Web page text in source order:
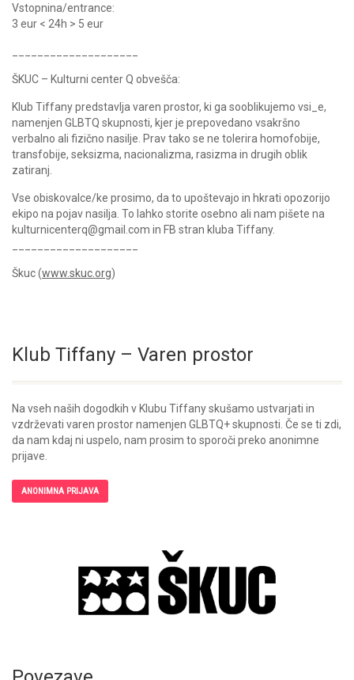
Vstopnina/entrance:
3 eur < 24h > 5 eur
ŠKUC – Kulturni center Q obvešča:
Klub Tiffany predstavlja varen prostor, ki ga sooblikujemo vsi_e,
namenjen GLBTQ skupnosti, kjer je prepovedano vsakršno
verbalno ali fizično nasilje. Prav tako se ne tolerira homofobije,
transfobije, seksizma, nacionalizma, rasizma in drugih oblik
zatiranj.
Vse obiskovalce/ke prosimo, da to upoštevajo in hkrati opozorijo
ekipo na pojav nasilja. To lahko storite osebno ali nam pišete na
kulturnicenterq@gmail.com in FB stran kluba Tiffany.
Škuc (www.skuc.org)
Klub Tiffany – Varen prostor
Na vseh naših dogodkih v Klubu Tiffany skušamo ustvarjati in
vzdrževati varen prostor namenjen GLBTQ+ skupnosti. Če se ti zdi,
da nam kdaj ni uspelo, nam prosim to sporoči preko anonimne
prijave.
ANONIMNA PRIJAVA